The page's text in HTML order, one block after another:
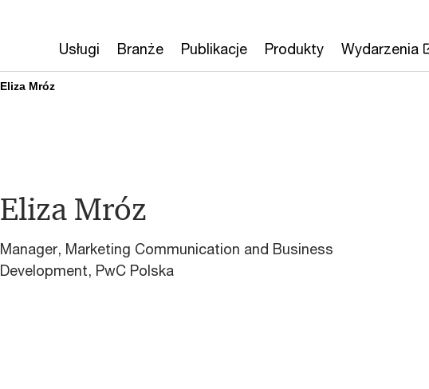
Usługi Branże Publikacje Produkty Wydarzenia
Eliza Mróz
Eliza Mróz
Manager, Marketing Communication and Business
Development, PwC Polska